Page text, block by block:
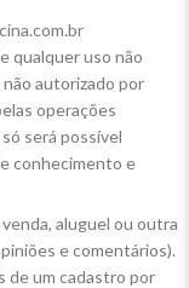
qualquer uso não
autorizado por
operações
será possível
conhecimento e
aluguel ou outra
e comentários).
de um cadastro por